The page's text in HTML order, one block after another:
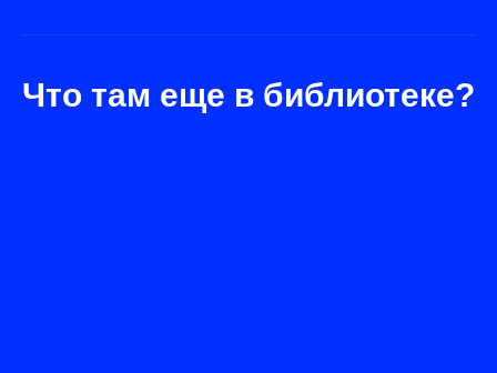
Что там еще в библиотеке?